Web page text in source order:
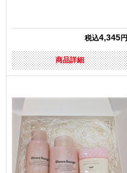
税込4,345円
商品詳細